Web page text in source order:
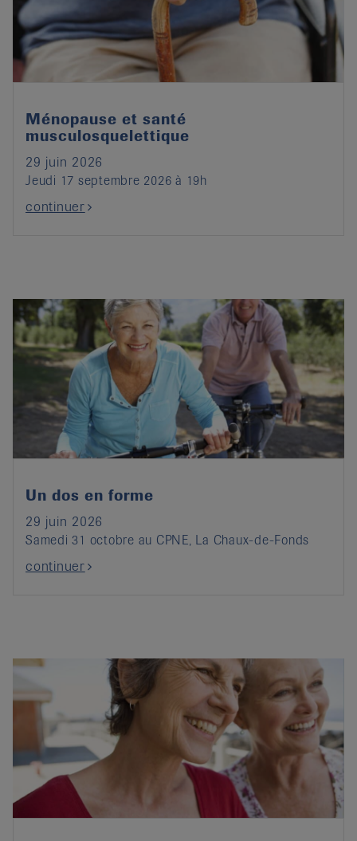
Ménopause et santé
musculosquelettique
29 juin 2026
Jeudi 17 septembre 2026 à 19h
continuer
Un dos en forme
29 juin 2026
Samedi 31 octobre au CPNE, La Chaux-de-Fonds
continuer